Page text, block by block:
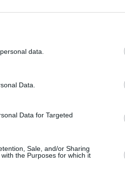
data.
Data.
Data for Targeted
Sale, and/or Sharing
the Purposes for which it
az egyedről van szó.
a hajnali órákban
Égerszög
is a környéken
használják, és